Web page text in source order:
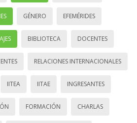
GÉNERO EFEMÉRIDES
BIBLIOTECA DOCENTES
RELACIONES INTERNACIONALES
IITEA IITAE INGRESANTES
FORMACIÓN CHARLAS